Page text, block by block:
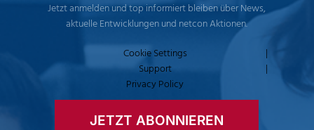
Jetzt anmelden und top informiert bleiben über News,
aktuelle Entwicklungen und netcon Aktionen.
Cookie Settings
|
Support
|
Privacy Policy
JETZT ABONNIEREN